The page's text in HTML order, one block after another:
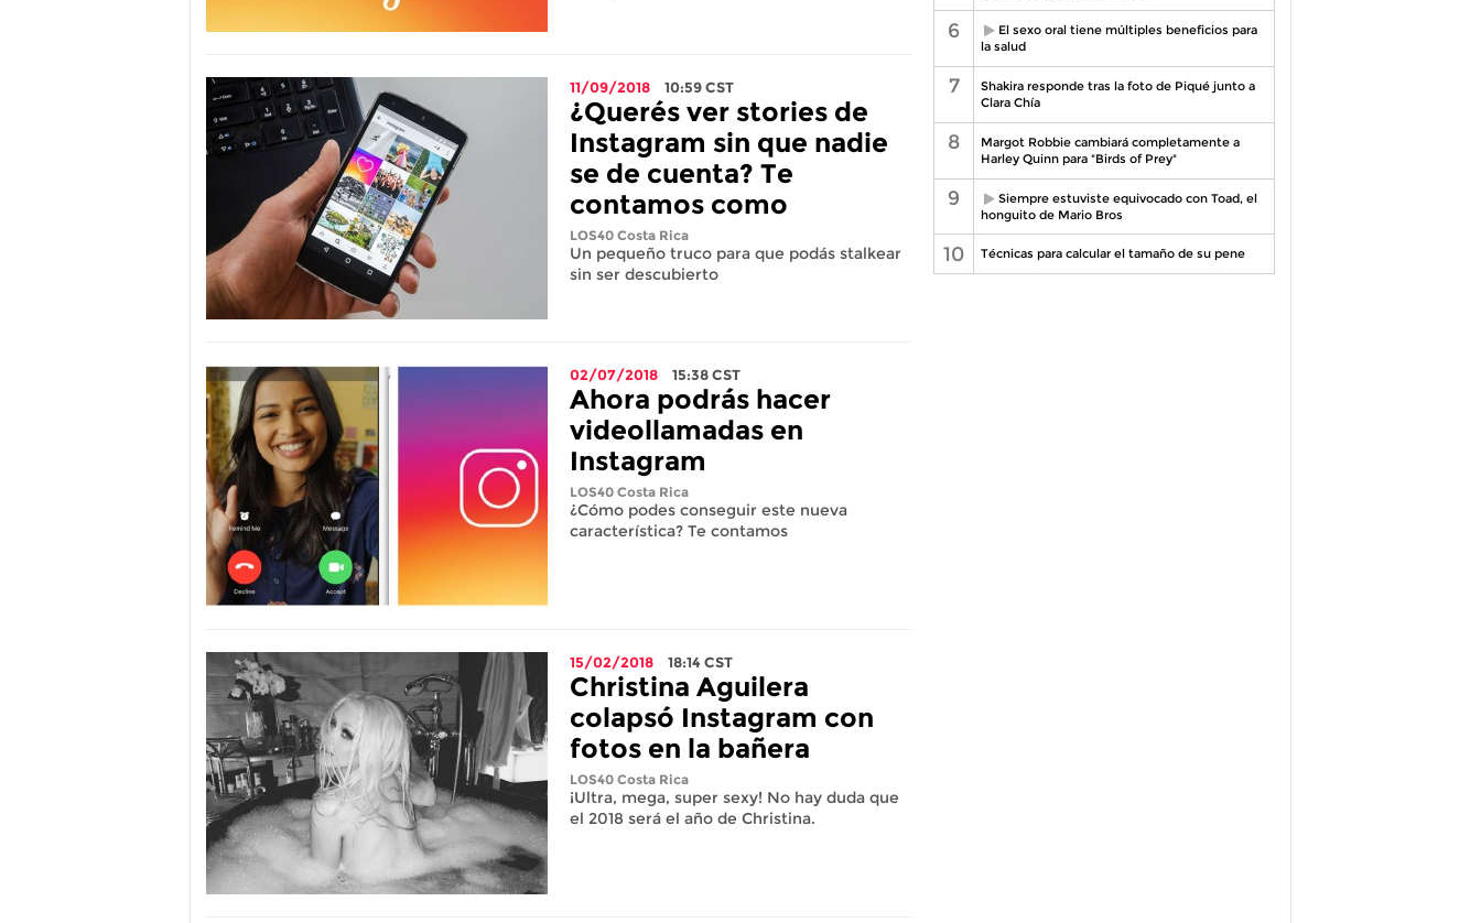
11/09/2018 10:59CST
¿Querés ver stories de
Instagram sin que nadie
se de cuenta? Te
contamos como
LOS40 Costa Rica
Un pequeño truco para que podás stalkear
sin ser descubierto
02/07/2018 15:38CST
Ahora podrás hacer
videollamadas en
Instagram
LOS40 Costa Rica
¿Cómo podes conseguir este nueva
característica? Te contamos
15/02/2018 18:14 CST
Christina Aguilera
colapsó Instagram con
fotos en la bañera
LOS40 Costa Rica
¡Ultra, mega, super sexy! No hay duda que
el 2018 será el año de Christina.
6
El sexo oral tiene múltiples beneficios para
la salud
7
Shakira responde tras la foto de Piqué junto a
Clara Chía
8
Margot Robbie cambiará completamente a
Harley Quinn para "Birds of Prey"
9
Siempre estuviste equivocado con Toad, el
honguito de Mario Bros
10 Técnicas para calcular el tamaño de su pene